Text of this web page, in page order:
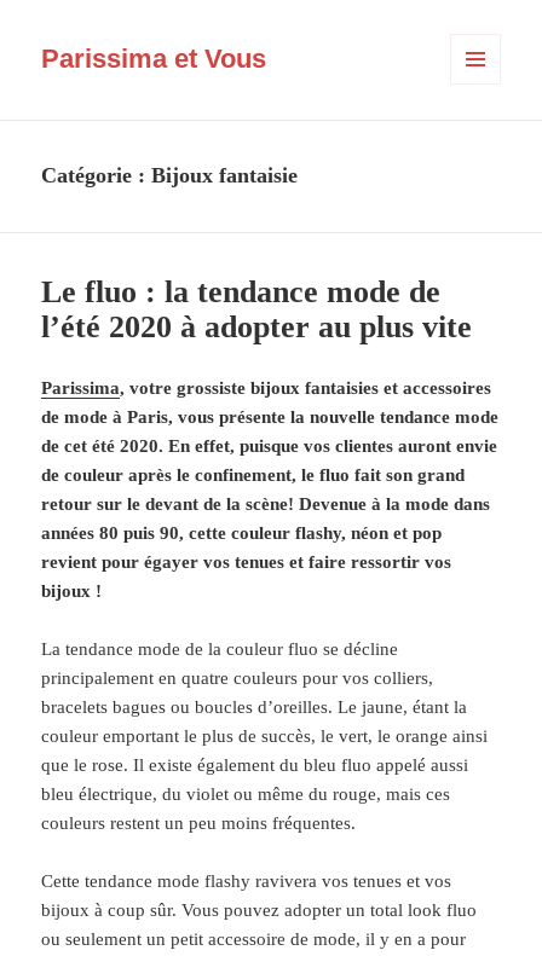
Parissima et Vous
Catégorie :Bijoux fantaisie
Le fluo : la tendance mode de
l’été 2020 à adopter au plus vite
Parissima, votre grossiste bijoux fantaisies et accessoires
de mode à Paris, vous présente la nouvelle tendance mode
de cet été 2020. En effet, puisque vos clientes auront envie
de couleur après le confinement, le fluo fait son grand
retour sur le devant de la scène! Devenue à la mode dans
années 80 puis 90, cette couleur flashy, néon et pop
revient pour égayer vos tenues et faire ressortir vos
bijoux !
La tendance mode de la couleur fluo se décline
principalement en quatre couleurs pour vos colliers,
bracelets bagues ou boucles d’oreilles. Le jaune, étant la
couleur emportant le plus de succès, le vert, le orange ainsi
que le rose. Il existe également du bleu fluo appelé aussi
bleu électrique, du violet ou même du rouge, mais ces
couleurs restent un peu moins fréquentes.
Cette tendance mode flashy ravivera vos tenues et vos
bijoux à coup sûr. Vous pouvez adopter un total look fluo
ou seulement un petit accessoire de mode, il y en a pour